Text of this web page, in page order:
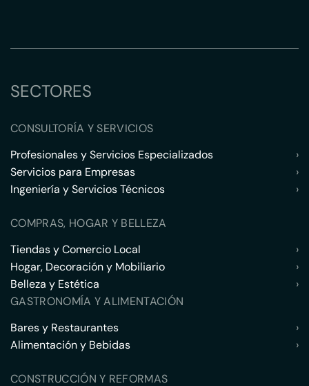
SECTORES
CONSULTORÍA Y SERVICIOS
Profesionales y Servicios Especializados
›
Servicios para Empresas
›
Ingeniería y Servicios Técnicos
›
COMPRAS, HOGAR Y BELLEZA
Tiendas y Comercio Local
›
Hogar, Decoración y Mobiliario
›
Belleza y Estética
›
GASTRONOMÍA Y ALIMENTACIÓN
Bares y Restaurantes
›
Alimentación y Bebidas
›
CONSTRUCCIÓN Y REFORMAS